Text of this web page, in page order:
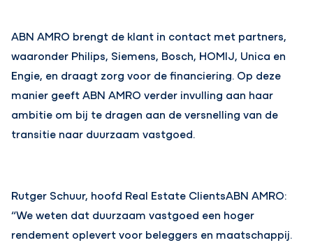
ABN AMRO brengt de klant in contact met partners,
waaronder Philips, Siemens, Bosch, HOMIJ, Unica en
Engie, en draagt zorg voor de financiering. Op deze
manier geeft ABN AMRO verder invulling aan haar
ambitie om bij te dragen aan de versnelling van de
transitie naar duurzaam vastgoed.
Rutger Schuur, hoofd Real Estate ClientsABN AMRO:
“We weten dat duurzaam vastgoed een hoger
rendement oplevert voor beleggers en maatschappij.